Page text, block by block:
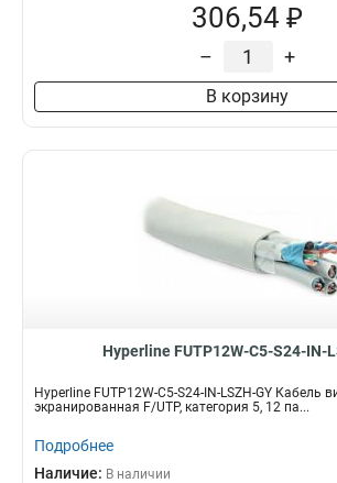
306,54 ₽
– +
В корзину
Hyperline FUTP12W-C5-S24-IN-
Hyperline FUTP12W-C5-S24-IN-LSZH-GY Кабель
экранированная F/UTP, категория 5, 12 па...
Подробнее
Наличие: В наличии